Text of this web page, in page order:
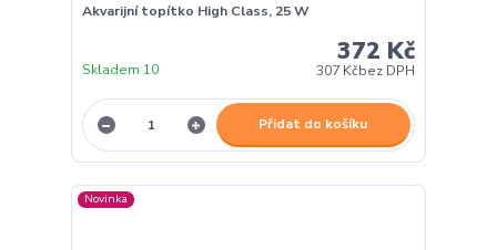
Akvarijní topítko High Class, 25 W
372 Kč
307 Kčbez DPH
Skladem 10
Přidat do košíku
Novinka